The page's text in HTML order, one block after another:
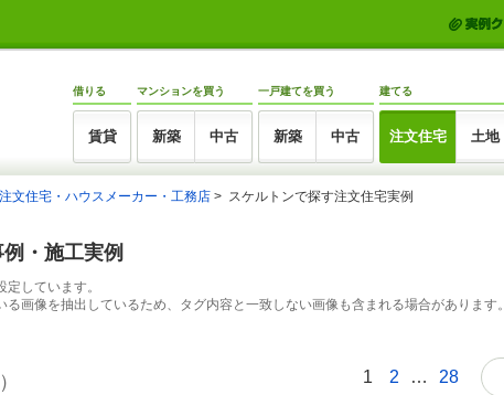
借りる
賃貸
マンションを買う
新築 中古
一戸建てを買う
新築 中古
建てる
注文住宅 土地
注文住宅・ハウスメーカー・工務店 スケルトンで探す注文住宅実例
・施工実例
しています。
画像を抽出しているため、タグ内容と一致しない画像も含まれる場合があります。
） 1 2 … 28